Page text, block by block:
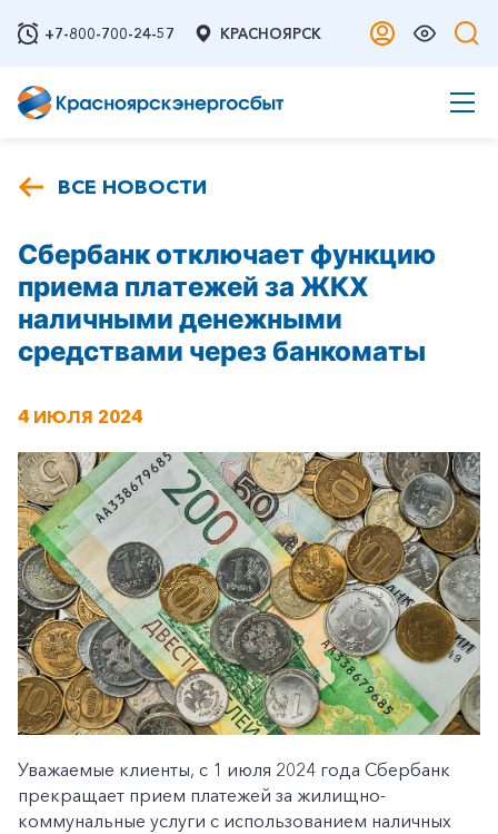
+7-800-700-24-57 КРАСНОЯРСК
ВСЕ НОВОСТИ
Сбербанк отключает функцию
приема платежей за ЖКХ
наличными денежными
средствами через банкоматы
4 ИЮЛЯ 2024
Уважаемые клиенты, с 1 июля 2024 года Сбербанк
прекращает прием платежей за жилищно-
коммунальные услуги с использованием наличных